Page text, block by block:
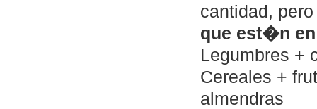
cantidad,
que est�n
Legumbres +
Cereales +
almendras